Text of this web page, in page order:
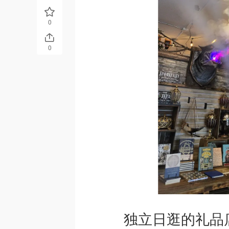
0
0
独立日逛的礼品